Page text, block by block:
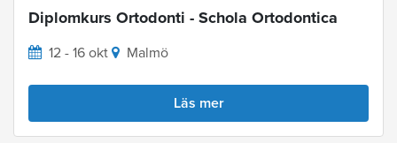
Diplomkurs Ortodonti - Schola Ortodontica
12 - 16 okt Malmö
Läs mer